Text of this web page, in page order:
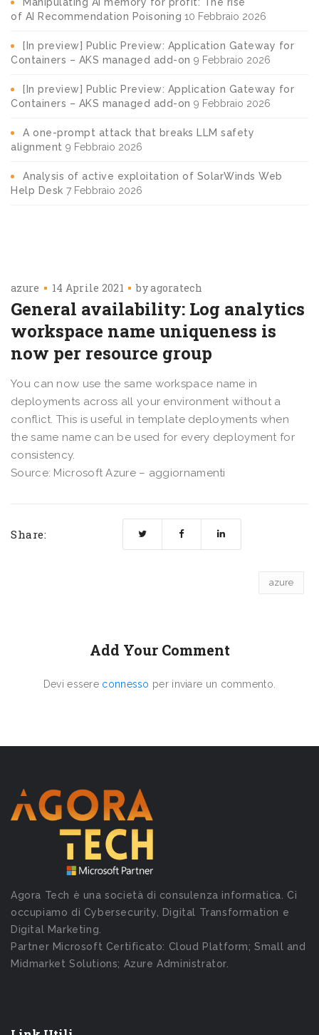
of AI Recommendation Poisoning 10 Febbraio 2026
[In preview] Public Preview: Application Gateway for
Containers – AKS managed add-on 9 Febbraio 2026
[In preview] Public Preview: Application Gateway for
Containers – AKS managed add-on 9 Febbraio 2026
A one-prompt attack that breaks LLM safety
alignment 9 Febbraio 2026
Analysis of active exploitation of SolarWinds Web
Help Desk 7 Febbraio 2026
azure 14 Aprile 2021 byagoratech
General availability: Log analytics
workspace name uniqueness is
now per resource group
You can now use the same workspace name in
deployments across all your environment without a
conflict. This is useful in template deployments when
the same name can be used for every deployment for
consistency.
Source: Microsoft Azure – aggiornamenti
Share:
azure
Add Your Comment
Devi essere connesso per inviare un commento.
Agora Tech è una società di consulenza informatica. Ci
occupiamo di Cybersecurity, Digital Transformation e
Digital Marketing.
Partner Microsoft Certificato: Cloud Platform; Small and
Midmarket Solutions; Azure Administrator.